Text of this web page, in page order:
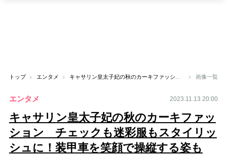
トップ エンタメ 画像一覧
エンタメ 2023.11.13 20:00
キャサリン皇太子妃の秋のカーキファッ
ション チェックも迷彩服もスタイリッ
シュに！装甲車を笑顔で操縦する姿も